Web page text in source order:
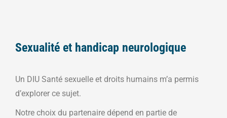
Sexualité et handicap neurologique
Un DIU Santé sexuelle et droits humains m’a permis
d’explorer ce sujet.
Notre choix du partenaire dépend en partie de